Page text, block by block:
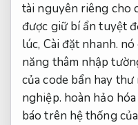
tài nguyên riêng cho
được giữ bí ẩn tuyệt
lúc, Cài đặt nhanh. nó
năng thâm nhập
của code bẩn hay thư
nghiệp. hoàn hảo
báo trên hệ thống